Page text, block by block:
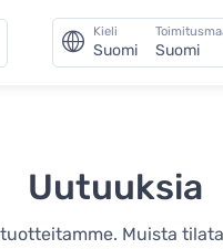
Kieli
Suomi Suomi
Uutuuksia
Muista